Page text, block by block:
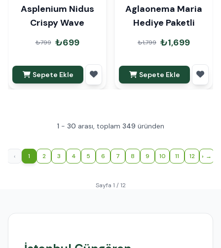
Asplenium Nidus
Crispy Wave
₺799 ₺699
Sepete Ekle
Aglaonema Maria
Hediye Paketli
₺1,799 ₺1,699
Sepete Ekle
1 - 30 arası, toplam 349 üründen
‹ 1 2 3 4 5 6 7 8 9 10 11 12 ›
Sayfa 1 / 12